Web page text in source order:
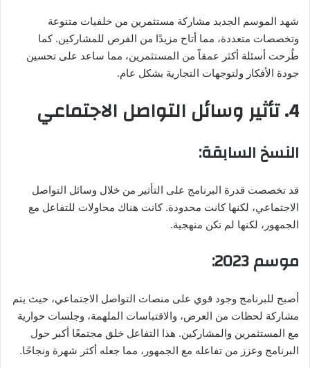
شهد الموسم الجديد مشاركة مستثمرين من خلفيات متنوعة
وتخصصات متعددة، مما أتاح مزيدًا من الفرص للمشاركين. كما
طُرحت أسئلة أكثر عمقاً من المستثمرين، مما ساعد على تحسين
جودة الأفكار ولتوجهات التجارية بشكل عام.
4. تأثير وسائل التواصل الاجتماعي
النسخ السابقة:
قد تخصصت قدرة البرنامج على التأثير من خلال وسائل التواصل
الاجتماعي، لكنها كانت محدودة. كانت هناك محاولات للتفاعل مع
الجمهور، لكنها لم تكن منهجية.
موسم 2023:
أصبح للبرنامج وجود قوي على منصات التواصل الاجتماعي، حيث يتم
مشاركة لحظات من العرض، والاقتباسات الملهمة، وجلسات حوارية
مع المستثمرين والمشاركين. هذا التفاعل خلق مجتمعًا أكبر حول
البرنامج وعزز من تفاعله مع الجمهور، مما جعله أكثر شهرة ونجاحًا.